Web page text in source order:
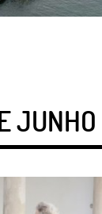
JUNHO